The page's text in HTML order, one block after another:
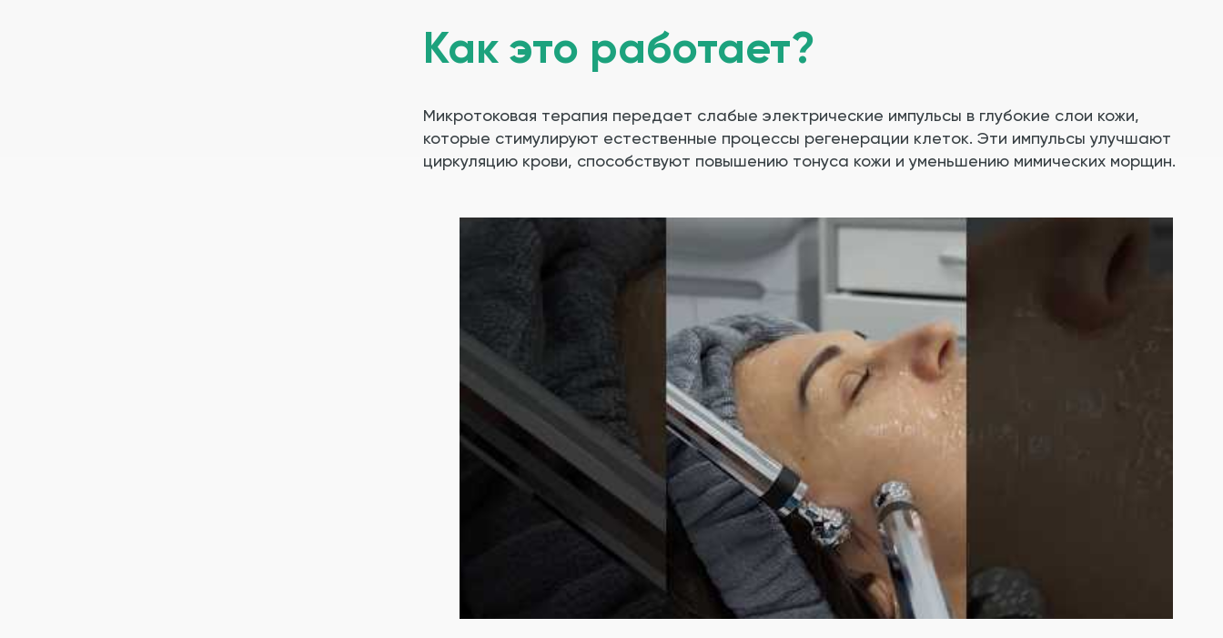
Как это работает?
Микротоковая терапия передает слабые электрические импульсы в глубокие слои кожи,
которые стимулируют естественные процессы регенерации клеток. Эти импульсы улучшают
циркуляцию крови, способствуют повышению тонуса кожи и уменьшению мимических морщин.